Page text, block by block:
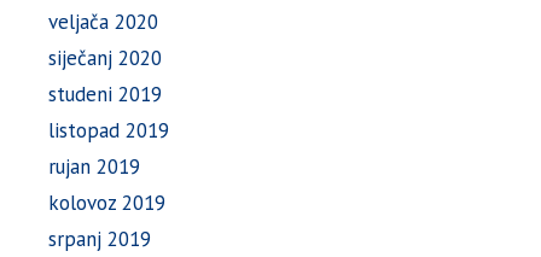
veljača 2020
siječanj 2020
studeni 2019
listopad 2019
rujan 2019
kolovoz 2019
srpanj 2019